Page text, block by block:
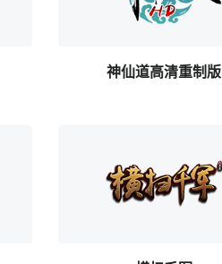
神仙道高清重制版